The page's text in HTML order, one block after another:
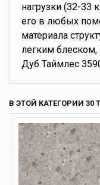
нагрузки (32-33
его в любых
материала
легким блеском,
Дуб Таймлес
В ЭТОЙ КАТЕГОРИИ 30